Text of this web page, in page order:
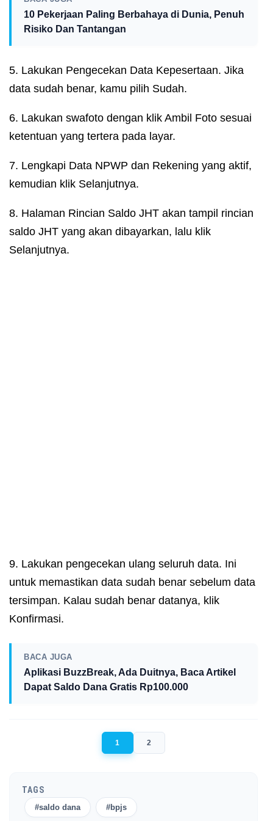
10 Pekerjaan Paling Berbahaya di Dunia, Penuh
Risiko Dan Tantangan
5. Lakukan Pengecekan Data Kepesertaan. Jika
data sudah benar, kamu pilih Sudah.
6. Lakukan swafoto dengan klik Ambil Foto sesuai
ketentuan yang tertera pada layar.
7. Lengkapi Data NPWP dan Rekening yang aktif,
kemudian klik Selanjutnya.
8. Halaman Rincian Saldo JHT akan tampil rincian
saldo JHT yang akan dibayarkan, lalu klik
Selanjutnya.
9. Lakukan pengecekan ulang seluruh data. Ini
untuk memastikan data sudah benar sebelum data
tersimpan. Kalau sudah benar datanya, klik
Konfirmasi.
BACA JUGA
Aplikasi BuzzBreak, Ada Duitnya, Baca Artikel
Dapat Saldo Dana Gratis Rp100.000
1 2
TAGS
#saldo dana #bpjs